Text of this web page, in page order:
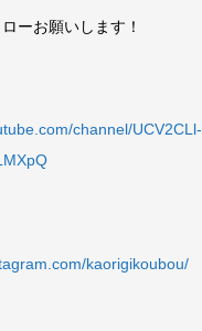
ーお願いします！
channel/UCV2CLl-
kaorigikoubou/